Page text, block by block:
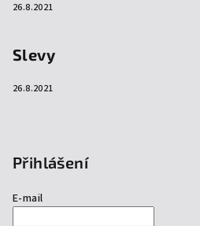
26.8.2021
Slevy
26.8.2021
Přihlášení
E-mail